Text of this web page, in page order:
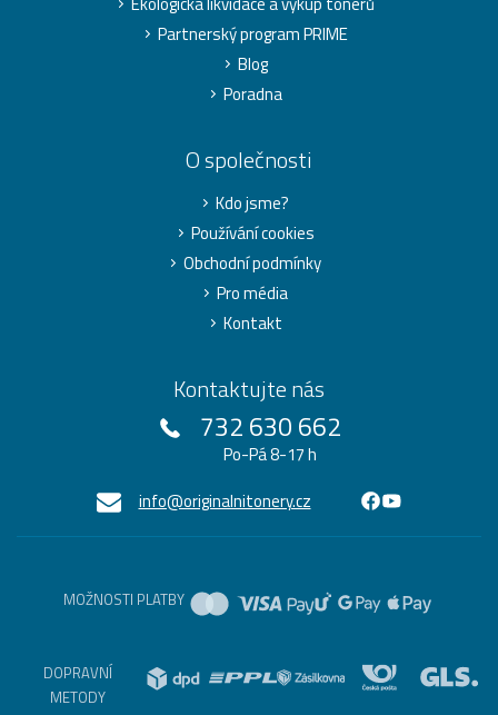
Partnerský program PRIME
Blog
Poradna
O společnosti
Kdo jsme?
Používání cookies
Obchodní podmínky
Pro média
Kontakt
Kontaktujte nás
732 630 662
Po-Pá 8-17 h
info@originalnitonery.cz
MOŽNOSTI PLATBY
DOPRAVNÍ
METODY